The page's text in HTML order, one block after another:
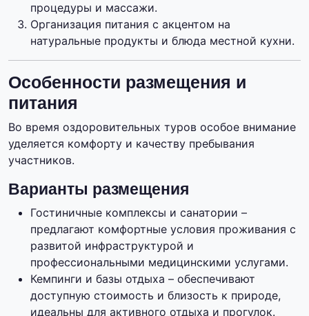
процедуры и массажи.
Организация питания с акцентом на
натуральные продукты и блюда местной кухни.
Особенности размещения и
питания
Во время оздоровительных туров особое внимание
уделяется комфорту и качеству пребывания
участников.
Варианты размещения
Гостиничные комплексы и санатории –
предлагают комфортные условия проживания с
развитой инфраструктурой и
профессиональными медицинскими услугами.
Кемпинги и базы отдыха – обеспечивают
доступную стоимость и близость к природе,
идеальны для активного отдыха и прогулок.